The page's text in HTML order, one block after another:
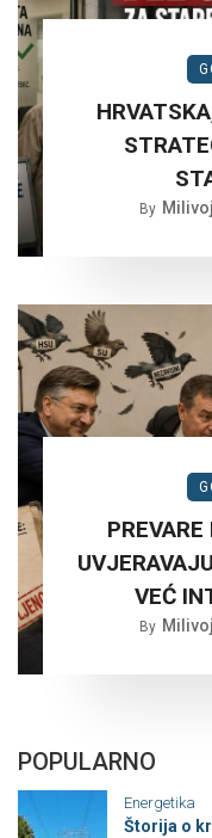
By
VEĆ
By
POPULARNO
Energetika
Štorija o